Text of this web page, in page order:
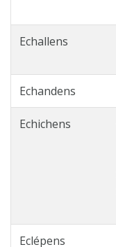
Echallens
Echandens
Echichens
Eclépens